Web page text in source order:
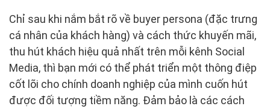
Chỉ sau khi nắm bắt rõ về buyer persona (đặc trưng
cá nhân của khách hàng) và cách thức khuyến mãi,
thu hút khách hiệu quả nhất trên mỗi kênh Social
Media, thì bạn mới có thể phát triển một thông điệp
cốt lõi cho chính doanh nghiệp của mình cuốn hút
được đối tượng tiềm năng. Đảm bảo là các cách